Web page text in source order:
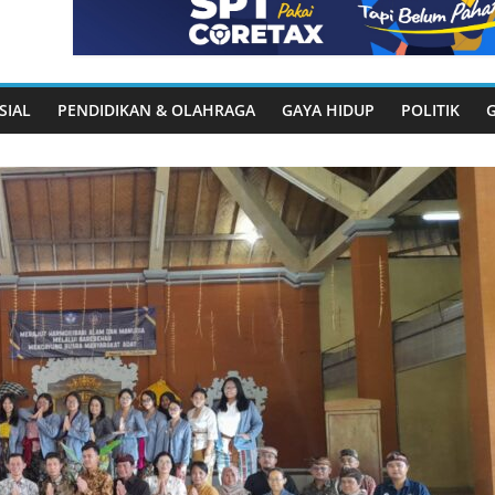
PENDIDIKAN & OLAHRAGA GAYA HIDUP POLITIK